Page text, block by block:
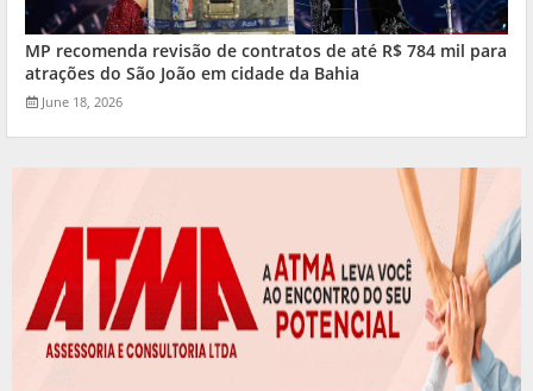
MP recomenda revisão de contratos de até R$ 784 mil para
atrações do São João em cidade da Bahia
June 18, 2026